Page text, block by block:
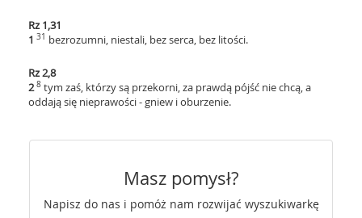
Rz 1,31
1 31 bezrozumni, niestali, bez serca, bez litości.
Rz 2,8
2 8 tym zaś, którzy są przekorni, za prawdą pójść nie chcą, a
oddają się nieprawości - gniew i oburzenie.
Masz pomysł?
Napisz do nas i pomóż nam rozwijać wyszukiwarkę